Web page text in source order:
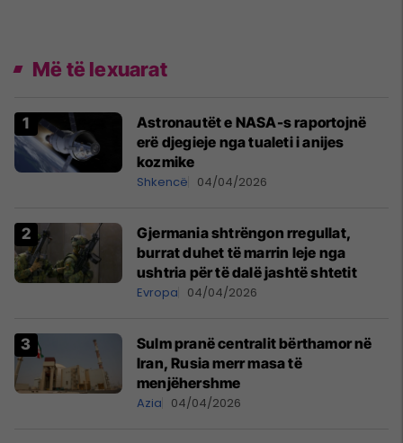
Më të lexuarat
Astronautët e NASA-s raportojnë
erë djegieje nga tualeti i anijes
kozmike
Shkencë 04/04/2026
Gjermania shtrëngon rregullat,
burrat duhet të marrin leje nga
ushtria për të dalë jashtë shtetit
Evropa 04/04/2026
Sulm pranë centralit bërthamor në
Iran, Rusia merr masa të
menjëhershme
Azia 04/04/2026